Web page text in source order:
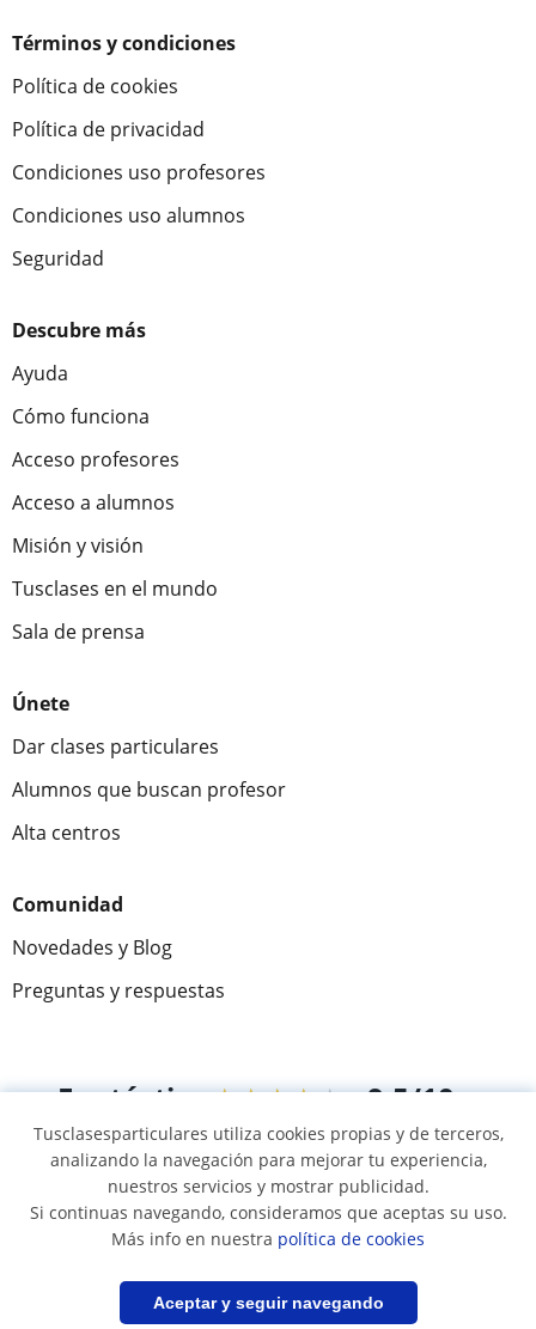
Guardar búsqueda
Términos y condiciones
Política de cookies
Política de privacidad
Condiciones uso profesores
Condiciones uso alumnos
Seguridad
Descubre más
Ayuda
Cómo funciona
Acceso profesores
Acceso a alumnos
Misión y visión
Tusclases en el mundo
Sala de prensa
Únete
Dar clases particulares
Alumnos que buscan profesor
Alta centros
Comunidad
Novedades y Blog
Preguntas y respuestas
Fantástica★★★★★ 9,5/10
305994 opiniones de alumnos
© 2007 - 2026 Tus clases particulares
Mapa web:Profesores particulares
Tusclasesparticulares utiliza cookies propias y de terceros,
analizando la navegación para mejorar tu experiencia,
nuestros servicios y mostrar publicidad.
Si continuas navegando, consideramos que aceptas su uso.
Más info en nuestra política de cookies
Aceptar y seguir navegando